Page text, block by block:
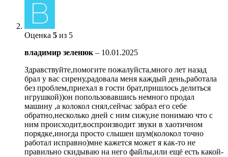
Оценка 5 из 5
владимир зеленюк – 10.01.2025
Здравствуйте,помогите пожалуйста,много лет назад
брал у вас сирену,радовала меня каждый день,работала
без проблем,приехал в гости брат,пришлось делиться
игрушкой))он попользовавшись немного продал
машину ,а колокол снял,сейчас забрал его себе
обратно,несколько дней с ним сижу,не понимаю что с
ним происходит,воспроизводит звуки в хаотичном
порядке,иногда просто слышен шум(колокол точно
работал исправно)мне кажется может я как-то не
правильно скидываю на него файлы,или ещё есть какой-